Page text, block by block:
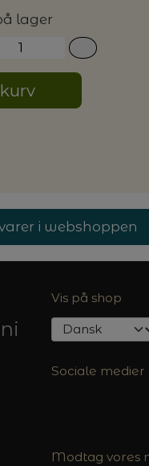
lager
i webshoppen
Vis på shop
Sociale medier
Modtag vores